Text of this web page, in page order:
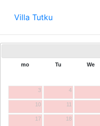
Villa Tutku
mo Tu We
3 4
10 11
17 18